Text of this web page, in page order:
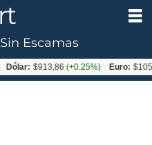
Sin Escamas
$913,86(+0.25%) Euro: $1053,08(-